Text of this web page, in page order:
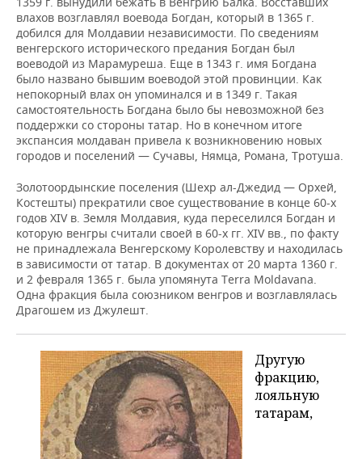
влахов возглавлял воевода Богдан, который в 1365 г.
добился для Молдавии независимости. По сведениям
венгерского исторического предания Богдан был
воеводой из Марамуреша. Еще в 1343 г. имя Богдана
было названо бывшим воеводой этой провинции. Как
непокорный влах он упоминался и в 1349 г. Такая
самостоятельность Богдана было бы невозможной без
поддержки со стороны татар. Но в конечном итоге
экспансия молдаван привела к возникновению новых
городов и поселений — Сучавы, Нямца, Романа, Тротуша.
Золотоордынские поселения (Шехр ал-Джедид — Орхей,
Костешты) прекратили свое существование в конце 60-х
годов XIV в. Земля Молдавия, куда переселился Богдан и
которую венгры считали своей в 60-х гг. XIV вв., по факту
не принадлежала Венгерскому Королевству и находилась
в зависимости от татар. В документах от 20 марта 1360 г.
и 2 февраля 1365 г. была упомянута Terra Moldavana.
Одна фракция была союзником венгров и возглавлялась
Драгошем из Джулешт.
Другую
фракцию,
лояльную
татарам,